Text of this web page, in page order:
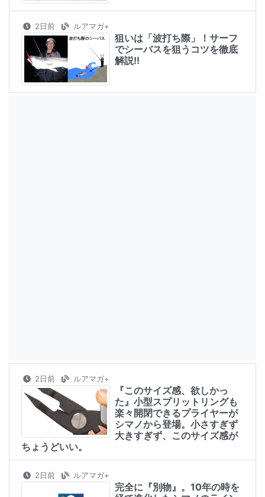
2日前 ルアマガ+
狙いは「波打ち際」！サーフ
でシーバスを狙うコツを徹底
解説!!
2日前 ルアマガ+
『このサイズ感、欲しかっ
た』小型スプリットリングも
楽々開閉できるプライヤーが
シマノから登場。小さすぎず
大きすぎず、このサイズ感が
ちょうどいい。
2日前 ルアマガ+
完全に『別物』。10年の時を